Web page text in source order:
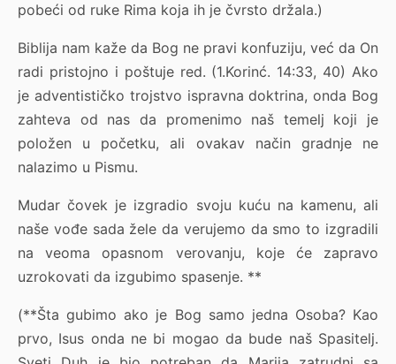
pobeći od ruke Rima koja ih je čvrsto držala.)
Biblija nam kaže da Bog ne pravi konfuziju, već da On
radi pristojno i poštuje red. (1.Korinć. 14:33, 40) Ako
je adventističko trojstvo ispravna doktrina, onda Bog
zahteva od nas da promenimo naš temelj koji je
položen u početku, ali ovakav način gradnje ne
nalazimo u Pismu.
Mudar čovek je izgradio svoju kuću na kamenu, ali
naše vođe sada žele da verujemo da smo to izgradili
na veoma opasnom verovanju, koje će zapravo
uzrokovati da izgubimo spasenje. **
(**Šta gubimo ako je Bog samo jedna Osoba? Kao
prvo, Isus onda ne bi mogao da bude naš Spasitelj.